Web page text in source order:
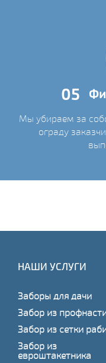
05
Мы убираем за
ограду
НАШИ УСЛУГИ
Заборы для дачи
Забор из
Забор из сетки
Забор из
евроштакетника